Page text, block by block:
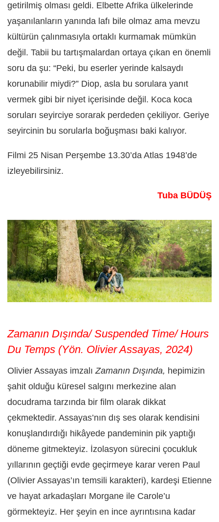
getirilmiş olması geldi. Elbette Afrika ülkelerinde
yaşanılanların yanında lafı bile olmaz ama mevzu
kültürün çalınmasıyla ortaklı kurmamak mümkün
değil. Tabii bu tartışmalardan ortaya çıkan en önemli
soru da şu: “Peki, bu eserler yerinde kalsaydı
korunabilir miydi?” Diop, asla bu sorulara yanıt
vermek gibi bir niyet içerisinde değil. Koca koca
soruları seyirciye sorarak perdeden çekiliyor. Geriye
seyircinin bu sorularla boğuşması baki kalıyor.
Filmi 25 Nisan Perşembe 13.30’da Atlas 1948’de
izleyebilirsiniz.
Tuba BÜDÜŞ
Zamanın Dışında/ Suspended Time/ Hours
Du Temps (Yön. Olivier Assayas, 2024)
Olivier Assayas imzalı Zamanın Dışında, hepimizin
şahit olduğu küresel salgını merkezine alan
docudrama tarzında bir film olarak dikkat
çekmektedir. Assayas’nın dış ses olarak kendisini
konuşlandırdığı hikâyede pandeminin pik yaptığı
döneme gitmekteyiz. İzolasyon sürecini çocukluk
yıllarının geçtiği evde geçirmeye karar veren Paul
(Olivier Assayas’ın temsili karakteri), kardeşi Etienne
ve hayat arkadaşları Morgane ile Carole’u
görmekteyiz. Her şeyin en ince ayrıntısına kadar